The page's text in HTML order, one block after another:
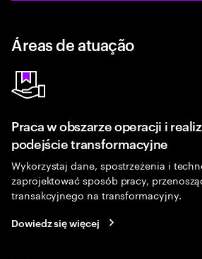
Áreas de atuação
Praca w obszarze operacji i
podejście transformacyjne
Wykorzystaj dane, spostrzeżenia i
zaprojektować sposób pracy,
transakcyjnego na transformacyjny.
Dowiedz się więcej